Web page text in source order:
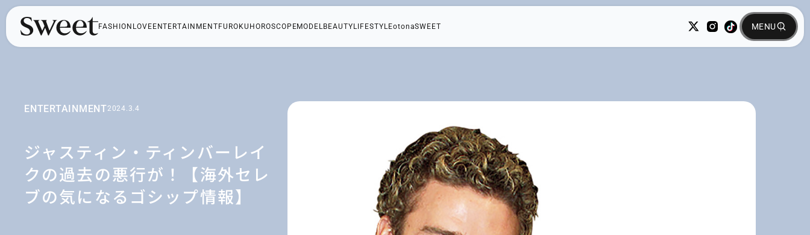
FASHION LOVE ENTERTAINMENT FUROKU HOROSCOPEMODELBEAUTY LIFESTYLEotonaSWEET
ENTERTAINMENT2024.3.4
ジャスティン・ティンバーレイ
クの過去の悪行が！【海外セレ
ブの気になるゴシップ情報】